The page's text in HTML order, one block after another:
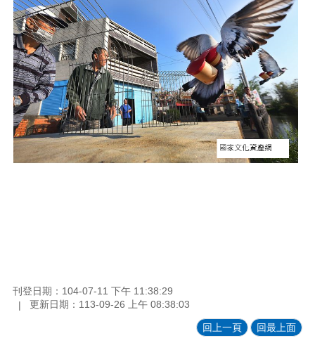
刊登日期：104-07-11 下午 11:38:29
更新日期：113-09-26 上午 08:38:03
回上一頁 回最上面